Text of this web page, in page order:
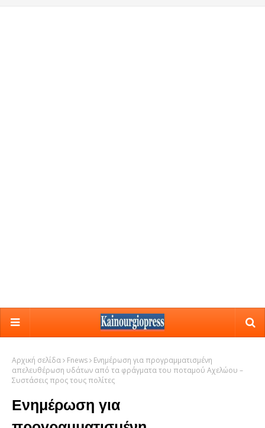
Αρχική σελίδα Fnews
Ενημέρωση για προγραμματισμένη
απελευθέρωση υδάτων από τα φράγματα του ποταμού Αχελώου –
Συστάσεις προς τους πολίτες
Ενημέρωση για